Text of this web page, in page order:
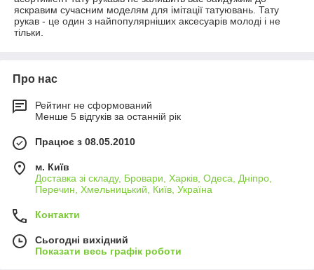
яскравим сучасним моделям для імітації татуювань. Тату
рукав - це один з найпопулярніших аксесуарів молоді і не
тільки.
Про нас
Рейтинг не сформований
Менше 5 відгуків за останній рік
Працює з 08.05.2010
м. Київ
Доставка зі складу, Бровари, Харків, Одеса, Дніпро,
Перечин, Хмельницький, Київ, Україна
Контакти
Сьогодні вихідний
Показати весь графік роботи